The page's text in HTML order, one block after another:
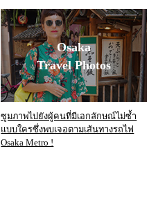
Osaka
Travel Photos
ซูมภาพไปยังผู้คนที่มีเอกลักษณ์ไม่ซ้ำ
แบบใครซึ่งพบเจอตามเส้นทางรถไฟ
Osaka Metro !